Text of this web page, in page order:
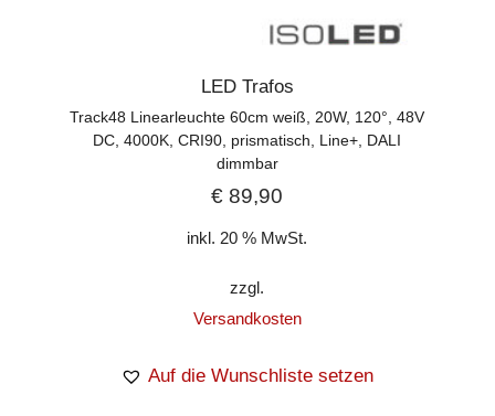
LED Trafos
Track48 Linearleuchte 60cm weiß, 20W, 120°, 48V
DC, 4000K, CRI90, prismatisch, Line+, DALI
dimmbar
€ 89,90
inkl. 20 % MwSt.
zzgl.
Versandkosten
Auf die Wunschliste setzen